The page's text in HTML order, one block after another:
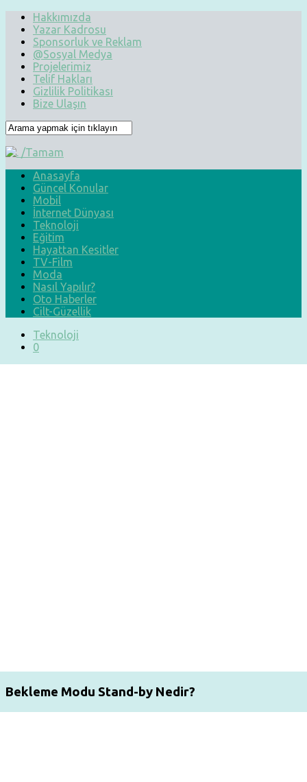
Hakkımızda
Yazar Kadrosu
Sponsorluk ve Reklam
@Sosyal Medya
Projelerimiz
Telif Hakları
Gizlilik Politikası
Bize Ulaşın
Anasayfa
Güncel Konular
Mobil
İnternet Dünyası
Teknoloji
Eğitim
Hayattan Kesitler
TV-Film
Moda
Nasıl Yapılır?
Oto Haberler
Cilt-Güzellik
Teknoloji
0
Bekleme Modu Stand-by Nedir?